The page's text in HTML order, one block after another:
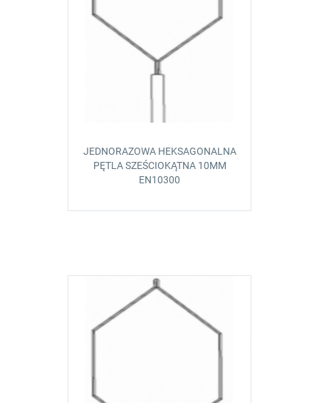
JEDNORAZOWA HEKSAGONALNA
PĘTLA SZEŚCIOKĄTNA 10MM
EN10300